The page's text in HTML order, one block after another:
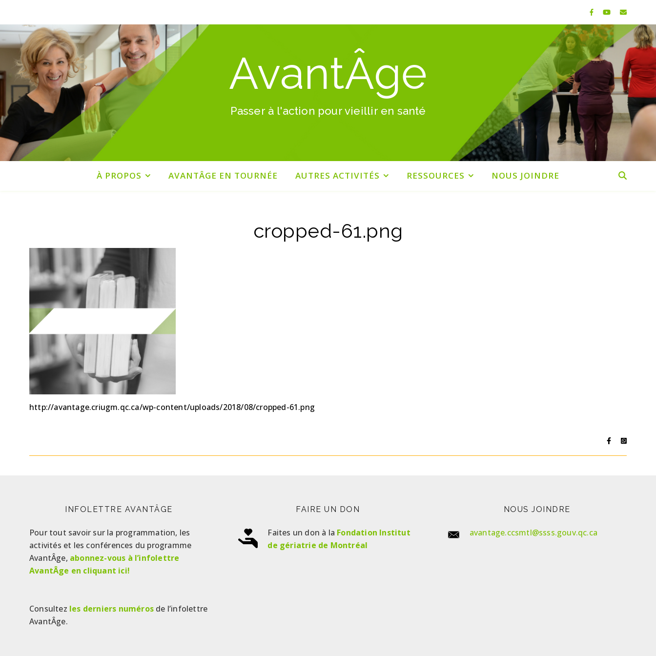
AvantÂge
Passer à l'action pour vieillir en santé
À PROPOS AVANTÂGE EN TOURNÉE AUTRES ACTIVITÉS RESSOURCES NOUS JOINDRE
cropped-61.png
http://avantage.criugm.qc.ca/wp-content/uploads/2018/08/cropped-61.png
INFOLETTRE AVANTÂGE
Pour tout savoir sur la programmation, les
activités et les conférences du programme
AvantÂge, abonnez-vous à l’infolettre
AvantÂge en cliquant ici!
Consultez les derniers numéros de l’infolettre
AvantÂge.
FAIRE UN DON
Faites un don à la Fondation Institut
de gériatrie de Montréal
NOUS JOINDRE
avantage.ccsmtl@ssss.gouv.qc.ca